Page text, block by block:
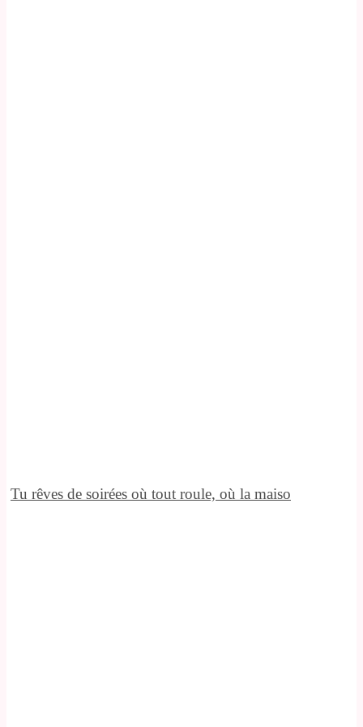
Tu rêves de soirées où tout roule, où la maiso